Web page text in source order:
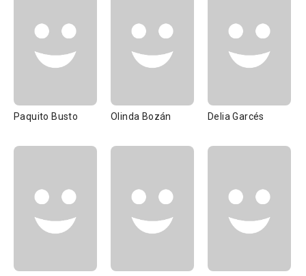
Paquito Busto Olinda Bozán Delia Garcés